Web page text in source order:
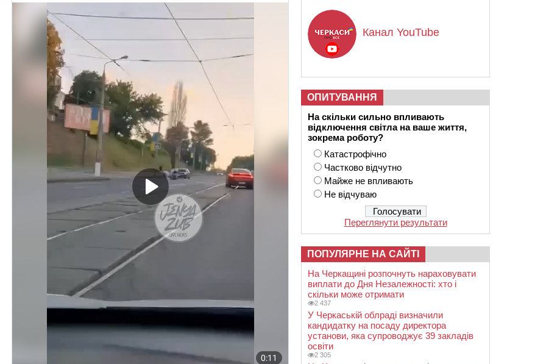
Канал YouTube
ОПИТУВАННЯ
На скільки сильно впливають
відключення світла на ваше життя,
зокрема роботу?
Катастрофічно
Частково відчутно
Майже не впливають
Не відчуваю
Переглянути результати
ПОПУЛЯРНЕ НА САЙТІ
На Черкащині розпочнуть нараховувати
виплати до Дня Незалежності: хто і
скільки може отримати
2 437
У Черкаській облраді визначили
кандидатку на посаду директора
установи, яка супроводжує 39 закладів
освіти
2 305